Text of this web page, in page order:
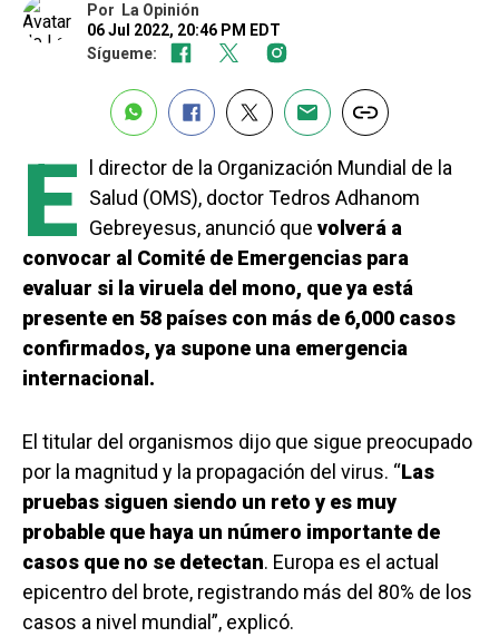
Por
La Opinión
06 Jul 2022, 20:46 PM EDT
Sígueme:
E
l director de la Organización Mundial de la
Salud (OMS), doctor Tedros Adhanom
Gebreyesus, anunció que volverá a
convocar al Comité de Emergencias para
evaluar si la viruela del mono, que ya está
presente en 58 países con más de 6,000 casos
confirmados, ya supone una emergencia
internacional.
El titular del organismos dijo que sigue preocupado
por la magnitud y la propagación del virus. “Las
pruebas siguen siendo un reto y es muy
probable que haya un número importante de
casos que no se detectan. Europa es el actual
epicentro del brote, registrando más del 80% de los
casos a nivel mundial”, explicó.